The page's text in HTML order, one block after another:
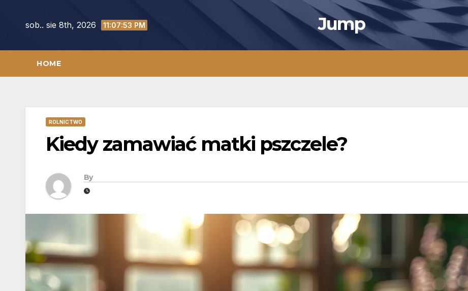
sob.. sie 8th, 2026 11:07:54 PM Jump
HOME
ROLNICTWO
Kiedy zamawiać matki pszczele?
By